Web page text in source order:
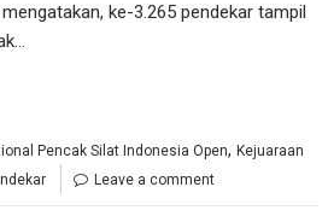
ke-3.265 pendekar tampil
Pencak Silat Indonesia Open,Kejuaraan
Leave a comment